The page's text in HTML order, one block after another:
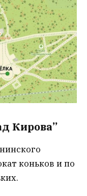
Кирова”
коньков и по